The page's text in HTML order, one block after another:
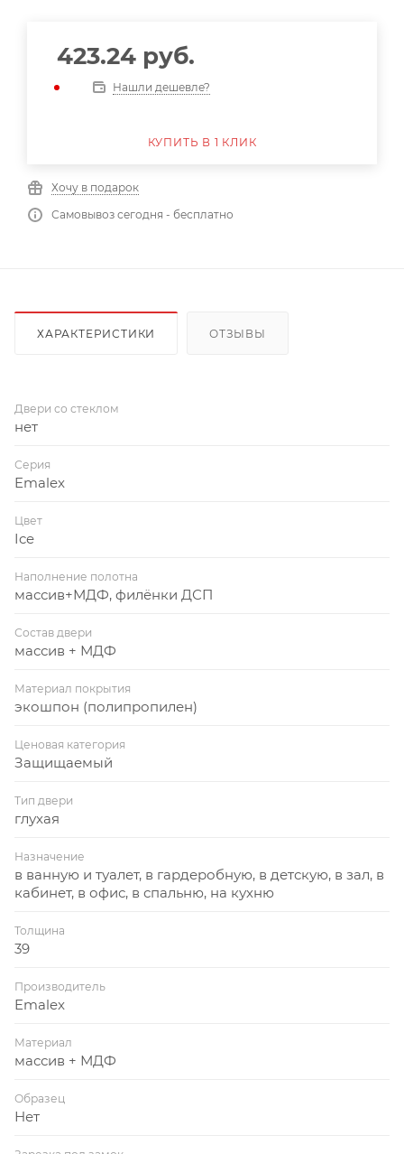
423.24 руб.
Нашли дешевле?
КУПИТЬ В 1 КЛИК
Хочу в подарок
Самовывоз сегодня - бесплатно
ХАРАКТЕРИСТИКИ ОТЗЫВЫ
Двери со стеклом
нет
Серия
Emalex
Цвет
Ice
Наполнение полотна
массив+МДФ, филёнки ДСП
Состав двери
массив + МДФ
Материал покрытия
экошпон (полипропилен)
Ценовая категория
Защищаемый
Тип двери
глухая
Назначение
в ванную и туалет, в гардеробную, в детскую, в зал, в
кабинет, в офис, в спальню, на кухню
Толщина
39
Производитель
Emalex
Материал
массив + МДФ
Образец
Нет